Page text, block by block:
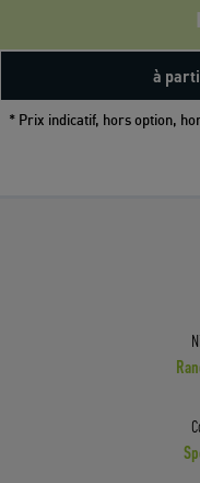
à
* Prix indicatif, hors option,